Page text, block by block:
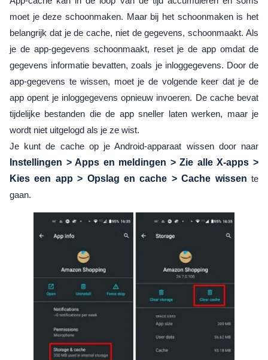
moet je deze schoonmaken. Maar bij het schoonmaken is het
belangrijk dat je de cache, niet de gegevens, schoonmaakt. Als
je de app-gegevens schoonmaakt, reset je de app omdat de
gegevens informatie bevatten, zoals je inloggegevens. Door de
app-gegevens te wissen, moet je de volgende keer dat je de
app opent je inloggegevens opnieuw invoeren. De cache bevat
tijdelijke bestanden die de app sneller laten werken, maar je
wordt niet uitgelogd als je ze wist.
Je kunt de cache op je Android-apparaat wissen door naar
Instellingen > Apps en meldingen > Zie alle X-apps >
Kies een app > Opslag en cache > Cache wissen te
gaan.